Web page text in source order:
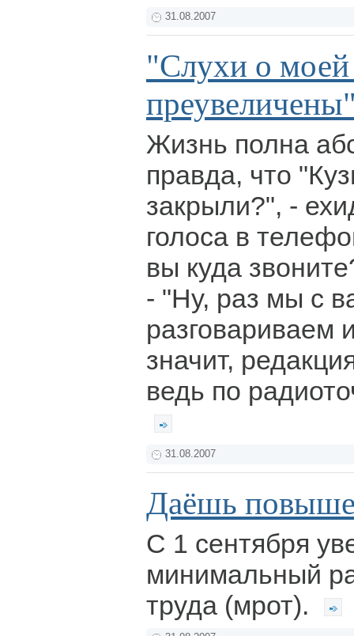
31.08.2007
"Слухи о моей
Жизнь полна
правда, что
закрыли?", -
голоса в
вы куда
- "Ну, раз мы с
разговариваем
значит,
ведь по
31.08.2007
Даёшь
С 1 сентября
минимальный
труда (мрот).